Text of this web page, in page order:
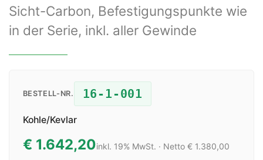
Sicht-Carbon, Befestigungspunkte wie
in der Serie, inkl. aller Gewinde
BESTELL-NR. 16-1-001
Kohle/Kevlar
€ 1.642,20inkl. 19% MwSt. · Netto € 1.380,00